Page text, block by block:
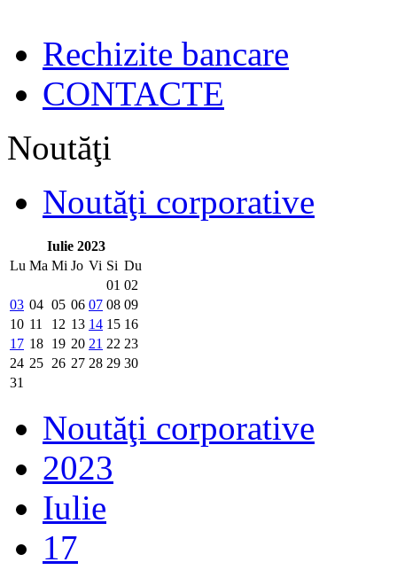
Rechizite bancare
CONTACTE
Noutăţi
Noutăţi corporative
Iulie 2023
Lu Ma Mi Jo Vi Si Du
01 02
03 04 05 06 07 08 09
10 11 12 13 14 15 16
17 18 19 20 21 22 23
24 25 26 27 28 29 30
31
Noutăţi corporative
2023
Iulie
17